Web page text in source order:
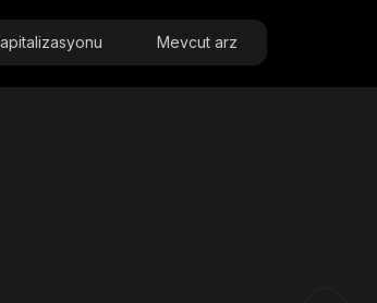
Mevcut arz